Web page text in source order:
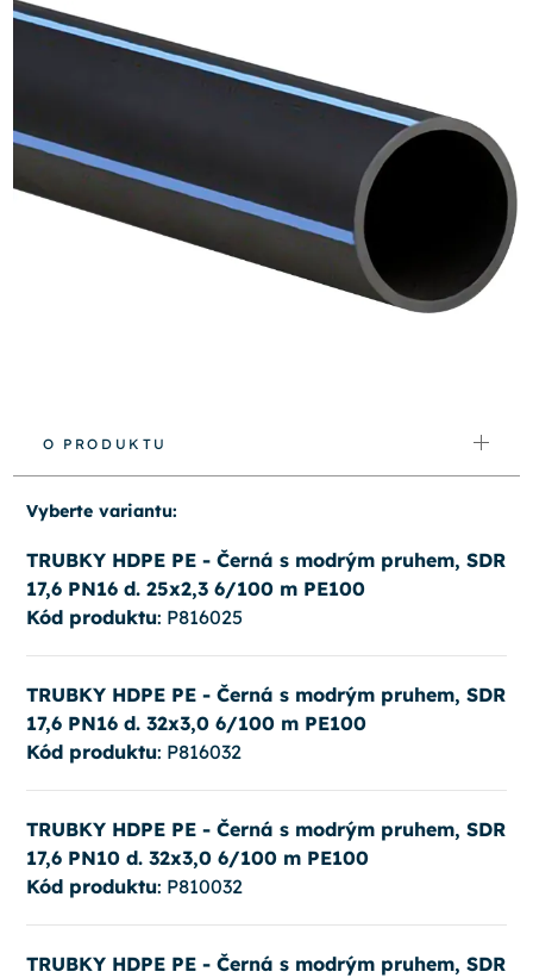
O PRODUKTU
Vyberte variantu:
TRUBKY HDPE PE - Černá s modrým pruhem, SDR
17,6 PN16 d. 25x2,3 6/100 m PE100
Kód produktu: P816025
TRUBKY HDPE PE - Černá s modrým pruhem, SDR
17,6 PN16 d. 32x3,0 6/100 m PE100
Kód produktu: P816032
TRUBKY HDPE PE - Černá s modrým pruhem, SDR
17,6 PN10 d. 32x3,0 6/100 m PE100
Kód produktu: P810032
TRUBKY HDPE PE - Černá s modrým pruhem, SDR